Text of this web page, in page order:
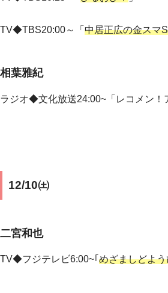
TV◆TBS20:00～ 「 中居正広の金スマ
相葉雅紀
ラジオ◆文化放送24:00~「レコメン！
12/10㈯
二宮和也
TV◆フジテレビ6:00~｢ めざましどよう